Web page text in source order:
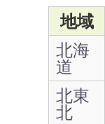
地域
北海
道
北東
北